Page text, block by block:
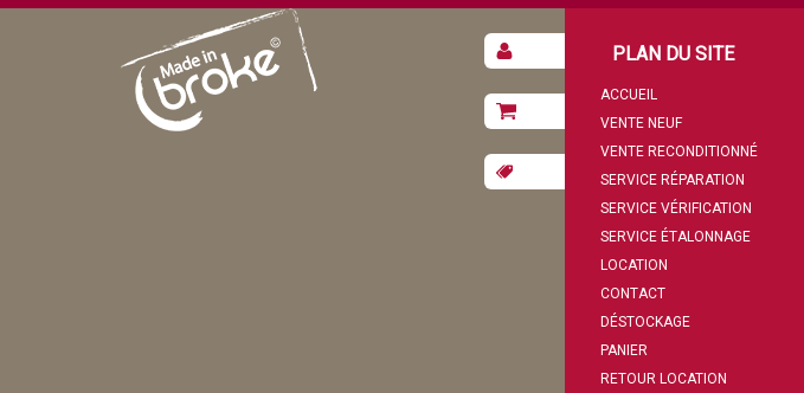
PLAN DU SITE
ACCUEIL
VENTE NEUF
VENTE RECONDITIONNÉ
SERVICE RÉPARATION
SERVICE VÉRIFICATION
SERVICE ÉTALONNAGE
LOCATION
CONTACT
DÉSTOCKAGE
PANIER
RETOUR LOCATION